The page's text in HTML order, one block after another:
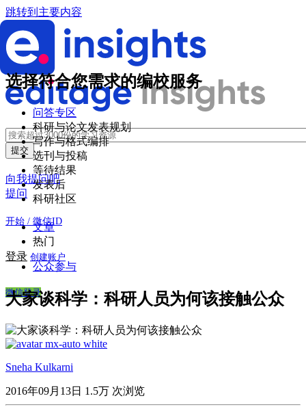
跳转到主要内容
向我提问吧
提问
开始 / 微信ID
登录 创建账户
微信登录
选择符合您需求的编校服务
问答专区
科研与论文发表规划
写作与格式编排
选刊与投稿
等待结果
发表后
科研社区
文章
热门
公众参与
大家谈科学：科研人员为何该接触公众
Sneha Kulkarni
2016年09月13日 1.5万 次浏览